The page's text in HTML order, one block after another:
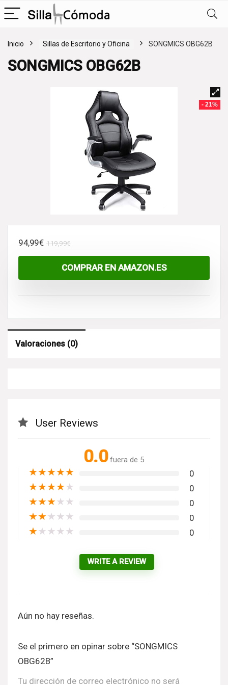
Inicio Sillas de Escritorio y Oficina SONGMICS OBG62B
SONGMICS OBG62B
- 21%
119,99€El
precio
original
94,99€
El
precio
actual
COMPRAR EN AMAZON.ES
Valoraciones (0)
User Reviews
0.0 fuera de 5
★★★★★ 0
★★★★★ 0
★★★★★ 0
★★★★★ 0
★★★★★ 0
WRITE A REVIEW
Aún no hay reseñas.
Se el primero en opinar sobre “SONGMICS
OBG62B”
Tu dirección de correo electrónico no será